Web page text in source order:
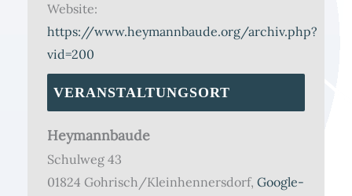
Website:
https://www.heymannbaude.org/archiv.php?
vid=200
VERANSTALTUNGSORT
Heymannbaude
Schulweg 43
01824 Gohrisch/Kleinhennersdorf, Google-